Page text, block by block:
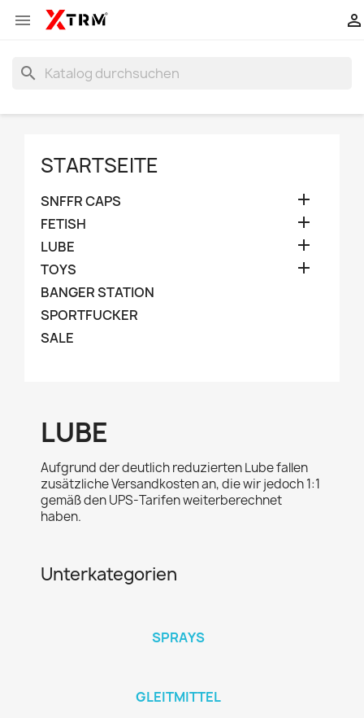
 
search
STARTSEITE
SNFFR CAPS 
FETISH 
LUBE 
TOYS 
BANGER STATION
SPORTFUCKER
SALE
LUBE
Aufgrund der deutlich reduzierten Lube fallen
zusätzliche Versandkosten an, die wir jedoch 1:1
gemäß den UPS-Tarifen weiterberechnet
haben.
Unterkategorien
SPRAYS
GLEITMITTEL